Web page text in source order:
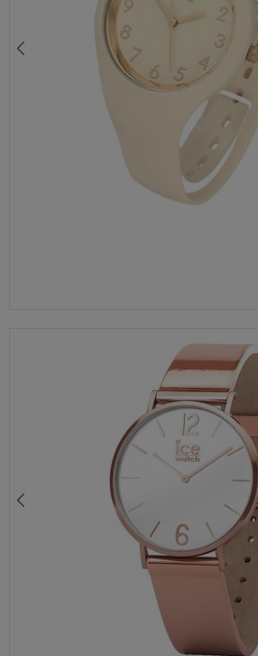
zgody przed jej cofnięciem). W celu
praw skieruj do nas odpowiednie
Informacja o dobrowolności podania
Podanie przez Ciebie danych jest
nie podasz danych, nie będziesz mógł
Zautomatyzowane podejmowanie
Na stronie Sklepu są wykorzystywane
Stosowane są one w celach
wygody wszystkich użytkowników (w
przy korzystaniu ze Sklepu
preferencji i ustawień na stronie,
stosowanie plików cookies powinien
ustawienia swojej przeglądarki.Tu
informacji o plikach cookies.
460,00 zł
390,00 zł